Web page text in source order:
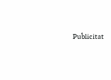
Publicitat